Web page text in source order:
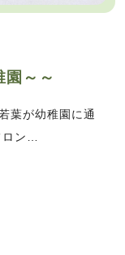
～～
葉が幼稚園に通
ン…